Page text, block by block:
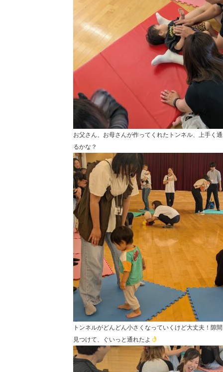
お父さん、お母さんが作ってくれたトンネル、上手く
るかな？
トンネルがどんどん小さくなっていくけど大丈夫！隙
見つけて、ぐいっと通れたよ